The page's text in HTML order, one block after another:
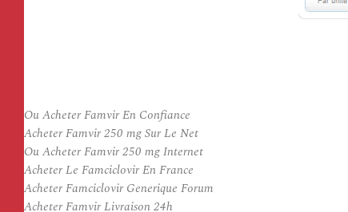
Ou Acheter Famvir En Confiance
Acheter Famvir 250 mg Sur Le Net
Ou Acheter Famvir 250 mg Internet
Acheter Le Famciclovir En France
Acheter Famciclovir Generique Forum
Acheter Famvir Livraison 24h